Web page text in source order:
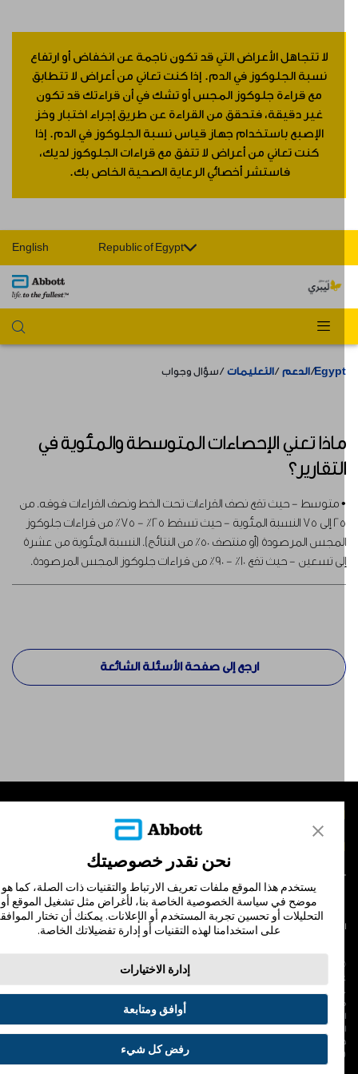
لا تتجاهل الأعراض التي قد تكون ناجمة عن انخفاض أو ارتفاع
نسبة الجلوكوز في الدم. إذا كنت تعاني من أعراض لا تتطابق
مع قراءة جلوكوز المجس أو تشك في أن قراءتك قد تكون
غير دقيقة، فتحقق من القراءة عن طريق إجراء اختبار وخز
الإصبع باستخدام جهاز قياس نسبة الجلوكوز في الدم. إذا
كنت تعاني من أعراض لا تتفق مع قراءات الجلوكوز لديك،
فاستشر أخصائي الرعاية الصحية الخاص بك.
Republic of Egypt
English
الدعم التعليمات سؤال وجواب
تعني الإحصاءات المتوسطة والمئوية في
متوسط - حيث تقع نصف القراءات تحت الخط ونصف القراءات فوقه. من
25 إلى 75 النسبة المئوية - حيث تسقط 25٪ - 75٪ من قراءات جلوكوز
المجس المرصودة (أو منتصف 50٪ من النتائج). النسبة المئوية من عشرة
تسعين - حيث تقع 10٪ - 90٪ من قراءات جلوكوز المجس المرصودة.
ارجع إلى صفحة الأسئلة الشائعة
والأحكام سياسة الخصوصية
المجس، فري ستايل، وليبري، والعلامات التجارية ذات الصلة هي علامات لشركة أبوت
لا يجوز استخدام أي علامة تجارية أو الاسم التجاري أو المظهر التجاري لأبوت في هذا الموقع
دون الحصول على إذن كتابي مسبق من أبوت، إلا لتحديد منتج أو خدمات الشركة. هذا
والمعلومات التي تحتويه مقصودة لسكان دولة جمهورية مصر العربية فقط. إن
والبيانات الواردة صورية لأغراض توضيحية فقط. ولا تمثل مريضًا حقيقيًا أو بيانات
ADC-53188-
نحن نقدر خصوصيتك
يستخدم هذا الموقع ملفات تعريف الارتباط والتقنيات ذات الصلة، كما هو
موضح في سياسة الخصوصية الخاصة بنا، لأغراض مثل تشغيل الموقع أو
التحليلات أو تحسين تجربة المستخدم أو الإعلانات. يمكنك أن تختار الموافقة
على استخدامنا لهذه التقنيات أو إدارة تفضيلاتك الخاصة.
إدارة الاختيارات
أوافق ومتابعة
رفض كل شيء